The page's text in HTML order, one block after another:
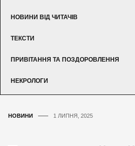
НОВИНИ ВІД ЧИТАЧІВ
ТЕКСТИ
ПРИВІТАННЯ ТА ПОЗДОРОВЛЕННЯ
НЕКРОЛОГИ
НОВИНИ 1 ЛИПНЯ, 2025